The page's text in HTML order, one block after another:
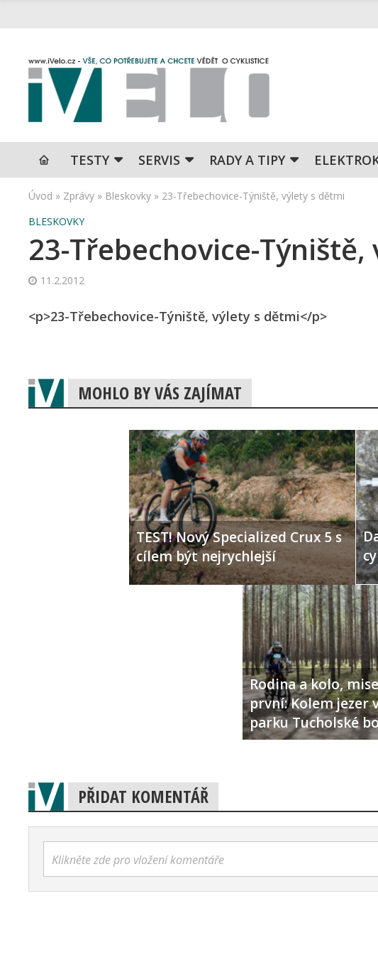
TESTY SERVIS RADY A TIPY
Úvod » Zprávy » Bleskovky » 23-Třebechovice-Týniště, výlety s dětmi
BLESKOVKY
23-Třebechovice-
11.2.2012
<p>23-Třebechovice-Týniště, výlety s dětmi</p>
MOHLO BY VÁS ZAJÍMAT
TEST! Nový Specialized Crux 5 s
cílem být nejrychlejší
Rodina a kolo,
první: Kolem jezer
parku Tucholské
PŘIDAT KOMENTÁŘ
Klikněte zde pro vložení komentáře